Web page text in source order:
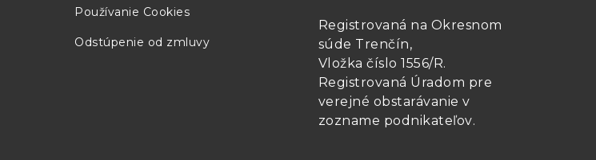
Používanie Cookies
Odstúpenie od zmluvy
Registrovaná na Okresnom
súde Trenčín,
Vložka číslo 1556/R.
Registrovaná Úradom pre
verejné obstarávanie v
zozname podnikateľov.